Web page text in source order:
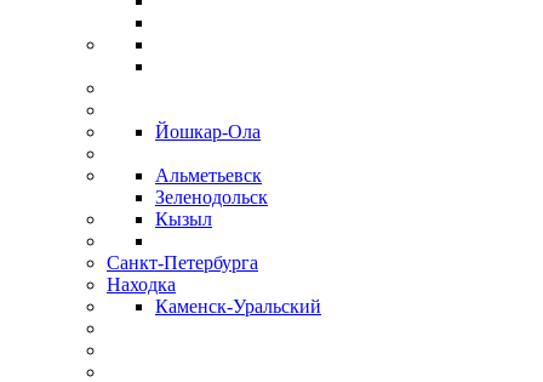
Йошкар-Ола
Альметьевск
Зеленодольск
Кызыл
Санкт-Петербурга
Находка
Каменск-Уральский